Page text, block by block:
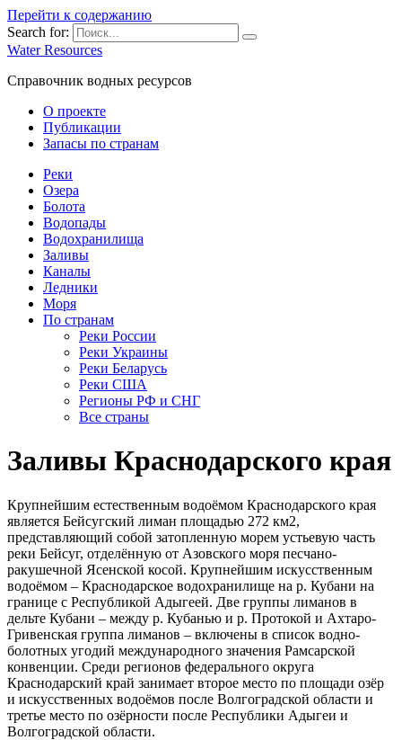
Перейти к содержанию
Search for:
Water Resources
Справочник водных ресурсов
О проекте
Публикации
Запасы по странам
Реки
Озера
Болота
Водопады
Водохранилища
Заливы
Каналы
Ледники
Моря
По странам
Реки России
Реки Украины
Реки Беларусь
Реки США
Регионы РФ и СНГ
Все страны
Заливы Краснодарского края
Крупнейшим естественным водоёмом Краснодарского края
является Бейсугский лиман площадью 272 км2,
представляющий собой затопленную морем устьевую часть
реки Бейсуг, отделённую от Азовского моря песчано-
ракушечной Ясенской косой. Крупнейшим искусственным
водоёмом – Краснодарское водохранилище на р. Кубани на
границе с Республикой Адыгеей. Две группы лиманов в
дельте Кубани – между р. Кубанью и р. Протокой и Ахтаро-
Гривенская группа лиманов – включены в список водно-
болотных угодий международного значения Рамсарской
конвенции. Среди регионов федерального округа
Краснодарский край занимает второе место по площади озёр
и искусственных водоёмов после Волгоградской области и
третье место по озёрности после Республики Адыгеи и
Волгоградской области.